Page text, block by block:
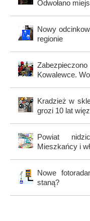
Odwołano
Nowy
regionie
Kowalewce.
Kradzież w
grozi 10 lat
Powiat
Mieszkańcy i
Nowe
staną?